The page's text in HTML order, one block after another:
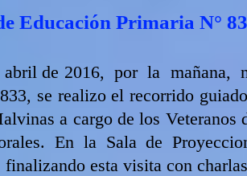
Educación Primaria N°
de 2016, por la mañana,
se realizo el recorrido
a cargo de los
En la Sala de
esta visita con